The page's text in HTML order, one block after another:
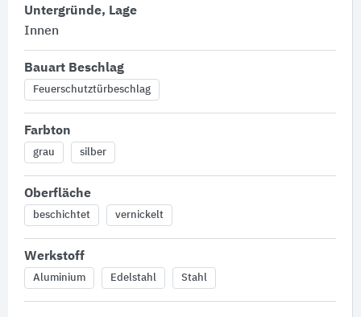
Untergründe, Lage
Innen
Bauart Beschlag
Feuerschutztürbeschlag
Farbton
grau silber
Oberfläche
beschichtet vernickelt
Werkstoff
Aluminium Edelstahl Stahl